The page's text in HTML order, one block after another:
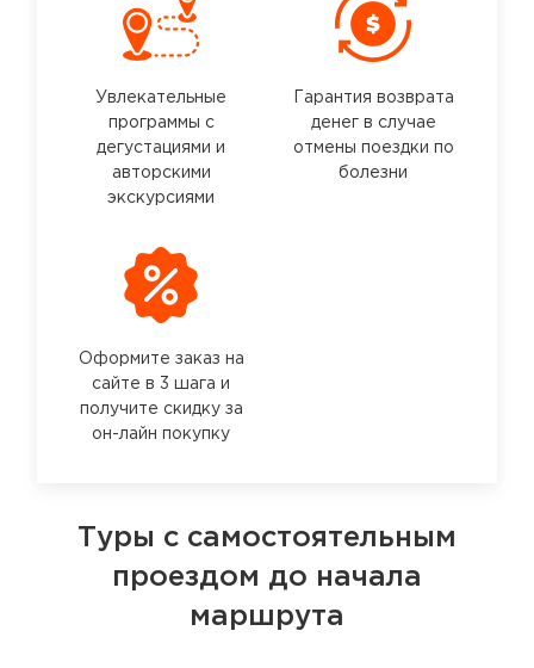
Увлекательные
программы с
дегустациями и
авторскими
экскурсиями
Гарантия возврата
денег в случае
отмены поездки по
болезни
Оформите заказ на
сайте в 3 шага и
получите скидку за
он-лайн покупку
Туры с самостоятельным
проездом до начала
маршрута